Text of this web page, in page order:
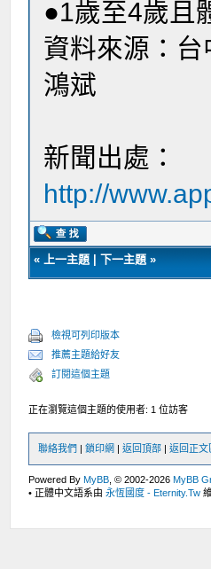
●1歲至4歲且
資料來源：
鴻斌
新聞出處：
http://
«上一主題 |下一主題 »
檢視可列印版本
推薦主題給好友
訂閱這個主題
正在瀏覽這個主題的使用者: 1 位訪客
聯絡我們 |鎖印網 |返回頂部 |返回正文
Powered ByMyBB , © 2002-2026MyBB
• 正體中文語系由永恆國度 - Eternity.Tw